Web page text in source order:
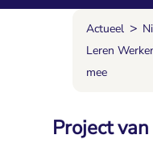
Actueel >
Leren
mee
Project van